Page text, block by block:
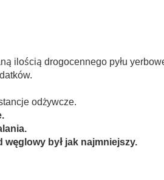
ilością drogocennego pyłu
odżywcze.
był jak najmniejszy.